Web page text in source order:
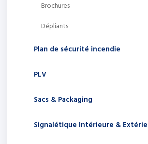
Brochures
Dépliants
Plan de sécurité incendie
PLV
Sacs & Packaging
Signalétique Intérieure &